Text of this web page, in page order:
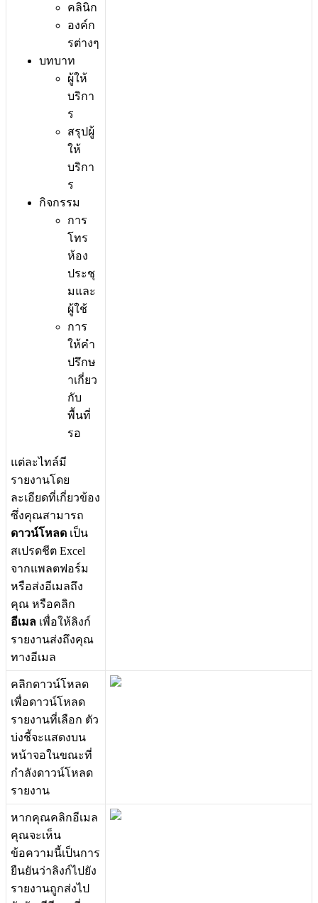
คลนก
องคก
รตางๆ
บทบาท
ผให
บรกา
ร
สรปผ
ให
บรกา
ร
กจกรรม
การ
โทร
หอง
ประช
มและ
ผใช
การ
ใหค
ปรกษ
าเกยว
กบ
พนท
รอ
แตละไทลม
รายงานโดย
ละเอยดทเกยวของ
ซงคณสามารถ
ดาวนโหลด เปน
สเปรดชต Excel
จากแพลตฟอรม
หรอสงอเมลถง
คณ หรอคลก
อเมล เพอใหลงก
รายงานสงถงคณ
ทางอเมล
คลกดาวนโหลด
เพอดาวนโหลด
รายงานทเลอก ตว
บงชจะแสดงบน
หนาจอในขณะท
กลงดาวนโหลด
รายงาน
หากคณคลกอเมล
คณจะเหน
ขอความนเปนการ
ยนยนวาลงกไปยง
รายงานถกสงไป